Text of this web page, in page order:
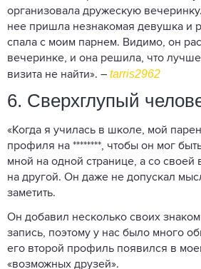
организовала дружескую
нее пришла незнакомая девушка и
спала с моим парнем. Видимо, он
вечеринке, и она решила, что
визита не найти». – tarris2962
6. Сверхглупый
«Когда я училась в школе, мой
профиля на ********, чтобы он мог
мной на одной странице, а со своей
на другой. Он даже не допускал
заметить.
Он добавил несколько своих
запись, поэтому у нас было много
его второй профиль появился в
«возможных друзей».